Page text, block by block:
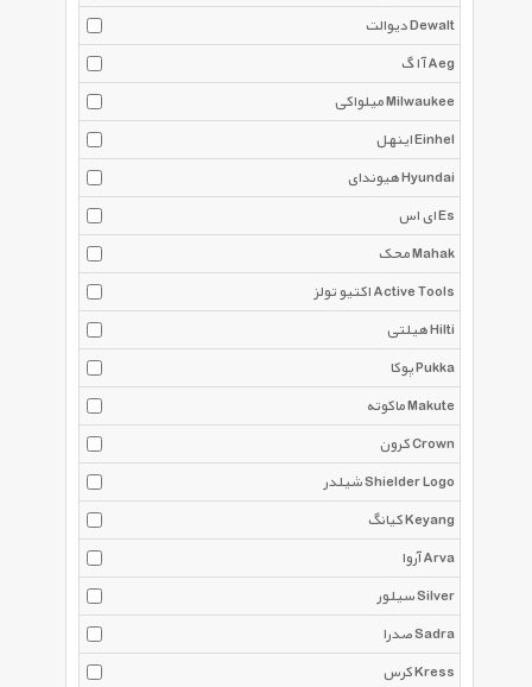
دیوالت Dewalt
آ ا گ Aeg
میلواکی Milwaukee
اینهل Einhel
هیوندای Hyundai
ای اس Es
محک Mahak
اکتیو تولز Active Tools
هیلتی Hilti
پوکا Pukka
ماکوته Makute
کرون Crown
شیلدر Shielder Logo
کیانگ Keyang
آروا Arva
سیلور Silver
صدرا Sadra
کرس Kress